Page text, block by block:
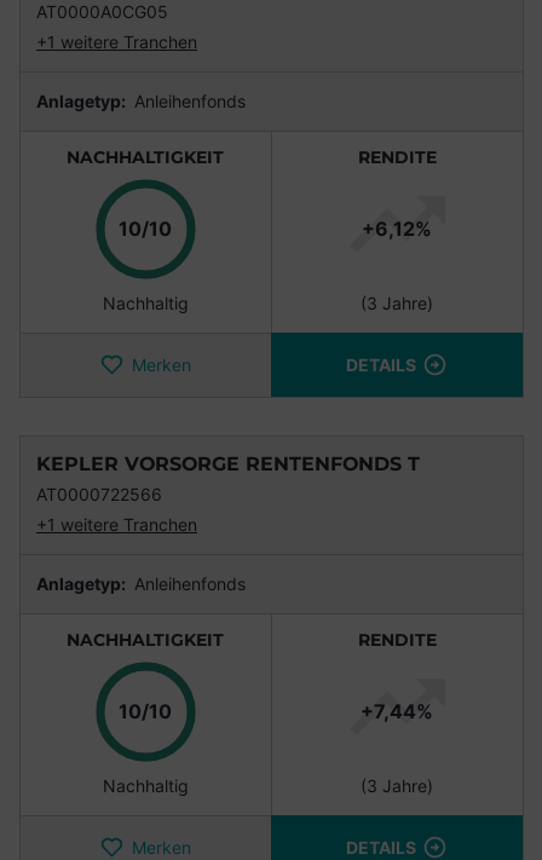
AT0000A0CG05
+1 weitere Tranchen
Anlagetyp: Anleihenfonds
NACHHALTIGKEIT
10/10 Punkte
Nachhaltig
RENDITE
+6,12%
(3 Jahre)
Merken DETAILS
KEPLER VORSORGE RENTENFONDS T
AT0000722566
+1 weitere Tranchen
Anlagetyp: Anleihenfonds
NACHHALTIGKEIT
10/10 Punkte
Nachhaltig
RENDITE
+7,44%
(3 Jahre)
Merken DETAILS